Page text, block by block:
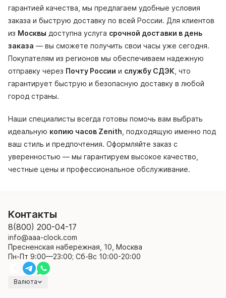
гарантией качества, мы предлагаем удобные условия
заказа и быструю доставку по всей России. Для клиентов
из Москвы доступна услуга срочной доставки в день
заказа — вы сможете получить свои часы уже сегодня.
Покупателям из регионов мы обеспечиваем надежную
отправку через Почту России и службу СДЭК , что
гарантирует быструю и безопасную доставку в любой
город страны.
Наши специалисты всегда готовы помочь вам выбрать
идеальную копию часов Zenith , подходящую именно под
ваш стиль и предпочтения. Оформляйте заказ с
уверенностью — мы гарантируем высокое качество,
честные цены и профессиональное обслуживание.
Контакты
8(800) 200-04-17
info@aaa-clock.com
Пресненская набережная, 10, Москва
Пн-Пт 9:00—23:00; Сб-Вс 10:00-20:00
Валюта